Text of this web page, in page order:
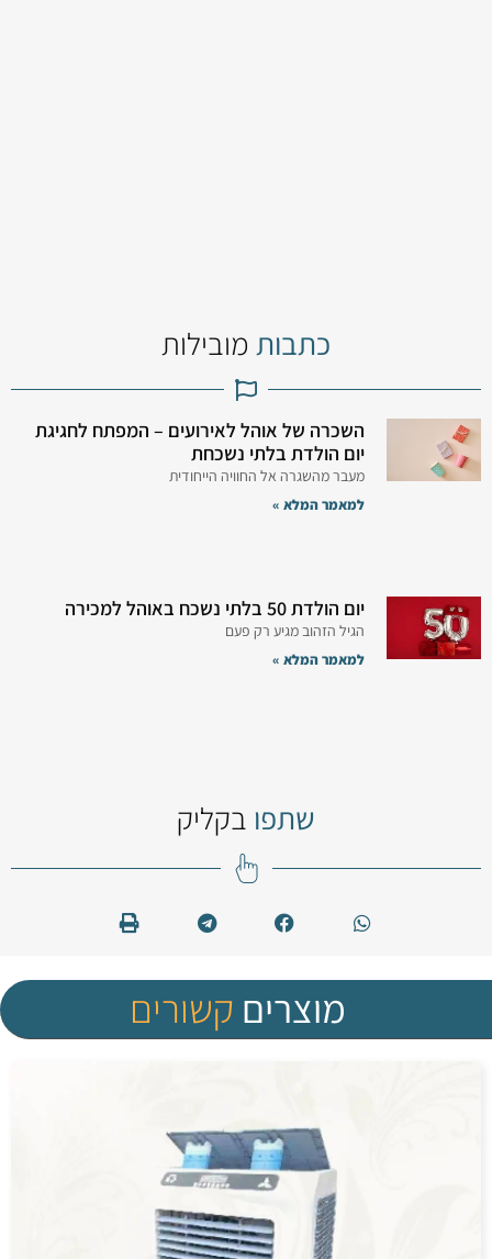
כתבות מובילות
השכרה של אוהל לאירועים – המפתח לחגיגת
יום הולדת בלתי נשכחת
מעבר מהשגרה אל החוויה הייחודית
למאמר המלא »
יום הולדת 50 בלתי נשכח באוהל למכירה
הגיל הזהוב מגיע רק פעם
למאמר המלא »
שתפו בקליק
מוצרים קשורים